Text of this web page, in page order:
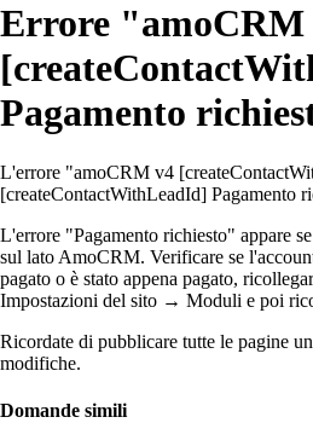
Errore "amoCRM
Pagamento
L'errore "amoCRM v4
[createContactWithLeadId] Pagamento
L'errore "Pagamento richiesto" appare
sul lato AmoCRM. Verificare se
pagato o è stato appena pagato,
Impostazioni del sito → Moduli e poi
Ricordate di pubblicare tutte le pagine
modifiche.
Domande simili